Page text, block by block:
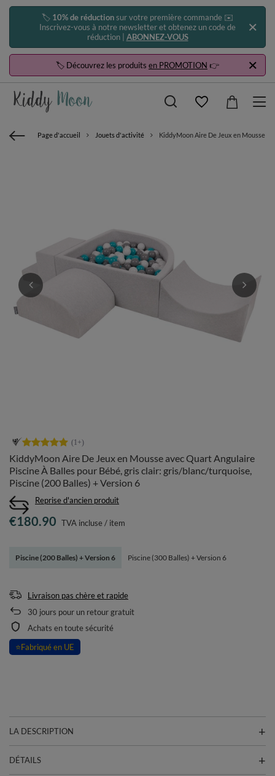
🏷️ 10% de réductionsur votre première commande ✉️
Inscrivez-vous à notre newsletter et obtenez un code de
réduction | ABONNEZ-VOUS
🏷️ Découvrez les produits en PROMOTION 👉
Page d'accueil Jouets d'activité KiddyMoon Aire De Jeux en Mousse
KiddyMoon Aire De Jeux en Mousse avec Quart Angulaire
Piscine À Balles pour Bébé, gris clair: gris/blanc/turquoise,
Piscine (200 Balles) + Version 6
Reprise d'ancien produit
Piscine (200 Balles) + Version 6 Piscine (300 Balles) + Version 6
€180.90 TVA incluse/ item
Livraison pas chère et rapide
30 jours pour un retour gratuit
Achats en toute sécurité
⭐Fabriqué en UE
LA DESCRIPTION
DÉTAILS